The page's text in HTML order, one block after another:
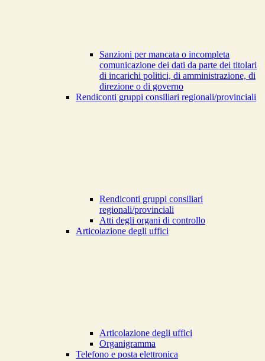
Sanzioni per mancata o incompleta
comunicazione dei dati da parte dei titolari
di incarichi politici, di amministrazione, di
direzione o di governo
Rendiconti gruppi consiliari regionali/provinciali
Rendiconti gruppi consiliari
regionali/provinciali
Atti degli organi di controllo
Articolazione degli uffici
Articolazione degli uffici
Organigramma
Telefono e posta elettronica